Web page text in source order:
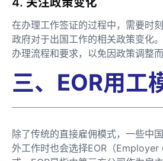
在办理工作签证的过程中，需要时
政府对于出国工作的相关政策变化
办理流程和要求，以免因政策调整而
三、EOR用工
除了传统的直接雇佣模式，一些中
外工作时也会选择EOR（